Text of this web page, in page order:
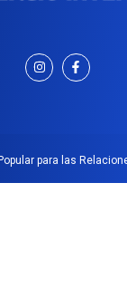
para las